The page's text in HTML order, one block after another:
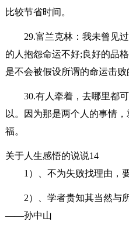
比较节省时间。
29.富兰克林：我未曾见
的人抱怨命运不好;良好的品
是不会被假设所谓的命运击败
30.有人牵着，去哪里都
以。因为那是两个人的事情
福。
关于人生感悟的说说14
1）、不为失败找理由，
2）、学者贵知其当然与
——孙中山